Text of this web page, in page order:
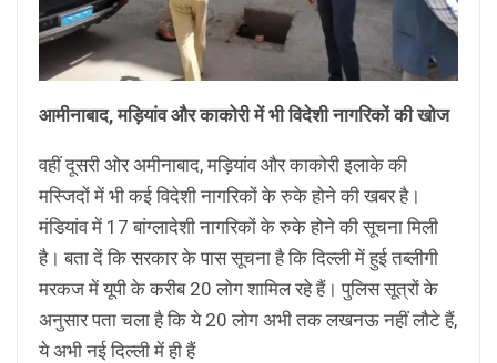
आमीनाबाद, मड़ियांव और काकोरी में भी विदेशी नागरिकों की खोज
वहीं दूसरी ओर अमीनाबाद, मड़ियांव और काकोरी इलाके की
मस्जिदों में भी कई विदेशी नागरिकों के रुके होने की खबर है।
मंडियांव में 17 बांग्लादेशी नागरिकों के रुके होने की सूचना मिली
है। बता दें कि सरकार के पास सूचना है कि दिल्ली में हुई तब्लीगी
मरकज में यूपी के करीब 20 लोग शामिल रहे हैं। पुलिस सूत्रों के
अनुसार पता चला है कि ये 20 लोग अभी तक लखनऊ नहीं लौटे हैं,
ये अभी नई दिल्ली में ही हैं